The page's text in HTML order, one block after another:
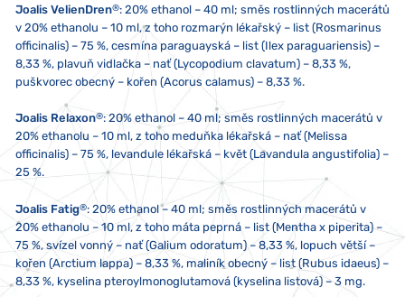
Joalis VelienDren®: 20% ethanol – 40 ml; směs rostlinných macerátů
v 20% ethanolu – 10 ml, z toho rozmarýn lékařský – list (Rosmarinus
officinalis) – 75 %, cesmína paraguayská – list (Ilex paraguariensis) –
8,33 %, plavuň vidlačka – nať (Lycopodium clavatum) – 8,33 %,
puškvorec obecný – kořen (Acorus calamus) – 8,33 %.
Joalis Relaxon®: 20% ethanol – 40 ml; směs rostlinných macerátů v
20% ethanolu – 10 ml, z toho meduňka lékařská – nať (Melissa
officinalis) – 75 %, levandule lékařská – květ (Lavandula angustifolia) –
25 %.
Joalis Fatig®: 20% ethanol – 40 ml; směs rostlinných macerátů v
20% ethanolu – 10 ml, z toho máta peprná – list (Mentha x piperita) –
75 %, svízel vonný – nať (Galium odoratum) – 8,33 %, lopuch větší –
kořen (Arctium lappa) – 8,33 %, maliník obecný – list (Rubus idaeus) –
8,33 %, kyselina pteroylmonoglutamová (kyselina listová) – 3 mg.